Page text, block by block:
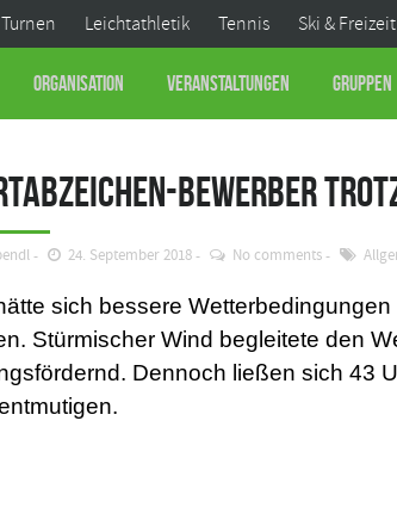
Turnen Leichtathletik Tennis Ski & Freizeit
Organisation Veranstaltungen Gruppen
Bewerber
24. September 2018 No comments
sich bessere
Stürmischer Wind begleitete den
Dennoch ließen sich 43